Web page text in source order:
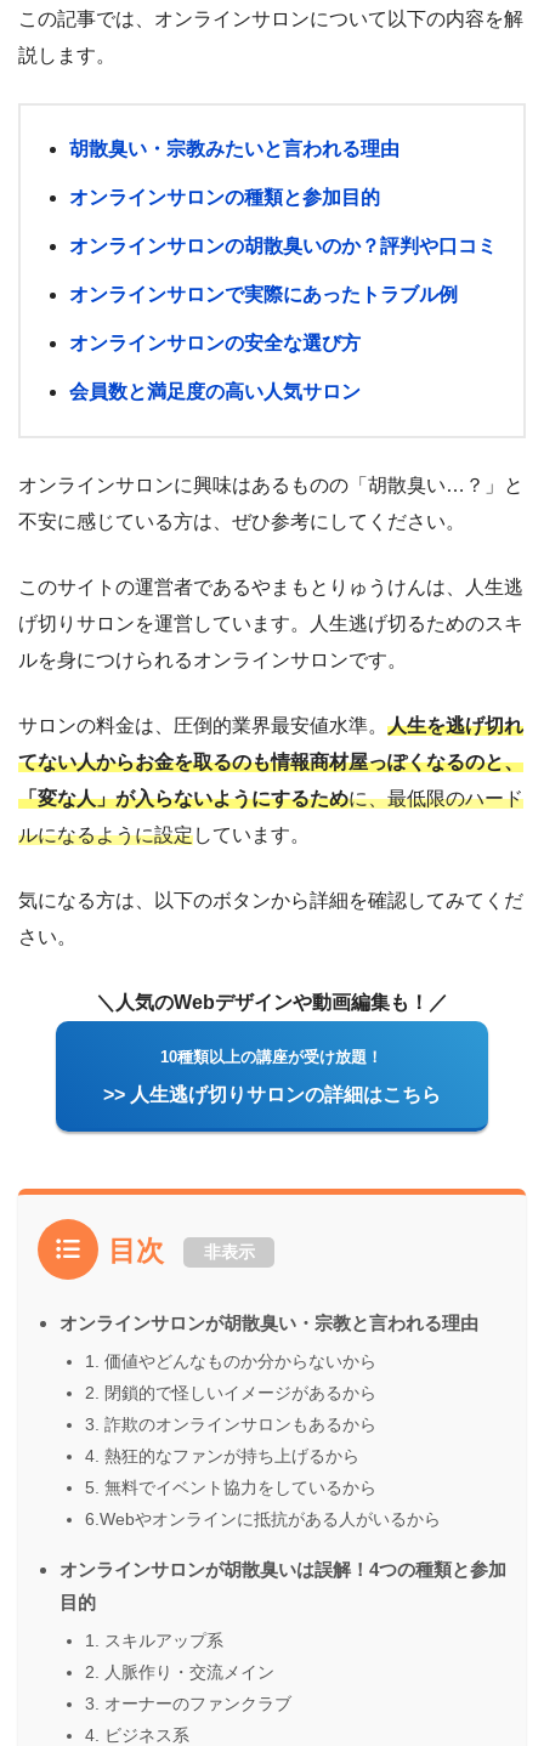
この記事では、オンラインサロンについて以下の内容を解
説します。
胡散臭い・宗教みたいと言われる理由
オンラインサロンの種類と参加目的
オンラインサロンの胡散臭いのか？評判や口コミ
オンラインサロンで実際にあったトラブル例
オンラインサロンの安全な選び方
会員数と満足度の高い人気サロン
オンラインサロンに興味はあるものの「胡散臭い…？」と
不安に感じている方は、ぜひ参考にしてください。
このサイトの運営者であるやまもとりゅうけんは、人生逃
げ切りサロンを運営しています。人生逃げ切るためのスキ
ルを身につけられるオンラインサロンです。
サロンの料金は、圧倒的業界最安値水準。 人生を逃げ切れ
てない人からお金を取るのも情報商材屋っぽくなるのと、
「変な人」が入らないようにするために、最低限のハード
ルになるように設定しています。
気になる方は、以下のボタンから詳細を確認してみてくだ
さい。
＼人気のWebデザインや動画編集も！／
10種類以上の講座が受け放題！
>> 人生逃げ切りサロンの詳細はこちら
目次 非表示
オンラインサロンが胡散臭い・宗教と言われる理由
1. 価値やどんなものか分からないから
2. 閉鎖的で怪しいイメージがあるから
3. 詐欺のオンラインサロンもあるから
4. 熱狂的なファンが持ち上げるから
5. 無料でイベント協力をしているから
6.Webやオンラインに抵抗がある人がいるから
オンラインサロンが胡散臭いは誤解！4つの種類と参加
目的
1. スキルアップ系
2. 人脈作り・交流メイン
3. オーナーのファンクラブ
4. ビジネス系